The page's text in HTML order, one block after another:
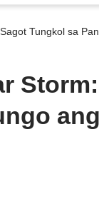
Tungkol sa